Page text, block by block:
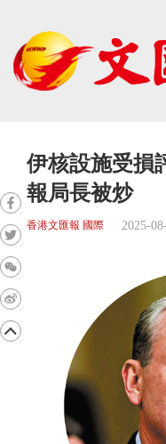
伊核設施受損
報局長被炒
香港文匯報 國際 2025-